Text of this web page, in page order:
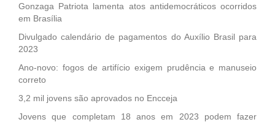
Gonzaga Patriota lamenta atos antidemocráticos ocorridos
em Brasília
Divulgado calendário de pagamentos do Auxílio Brasil para
2023
Ano-novo: fogos de artifício exigem prudência e manuseio
correto
3,2 mil jovens são aprovados no Encceja
Jovens que completam 18 anos em 2023 podem fazer